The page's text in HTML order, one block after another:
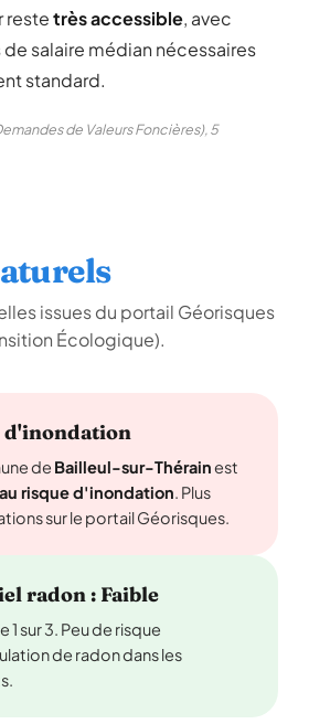
restetrès accessible, avec
salaire médian nécessaires
standard.
de Valeurs Foncières), 5
issues du portail Géorisques
Écologique).
d'inondation
de Bailleul-sur-Thérainest
risque d'inondation. Plus
sur le portail Géorisques.
radon : Faible
1 sur 3. Peu de risque
de radon dans les